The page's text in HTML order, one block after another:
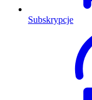
Subskrypcje